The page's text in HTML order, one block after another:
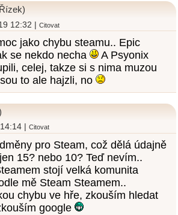
12:32 |Citovat
jako chybu steamu.. Epic
se nekdo necha
A Psyonix
celej, takze si s nima muzou
to ale hajzli, no
| Citovat
pro Steam, což dělá údajně
15? nebo 10? Teď nevím..
stojí velká komunita
mě Steam Steamem..
chybu ve hře, zkouším hledat
google